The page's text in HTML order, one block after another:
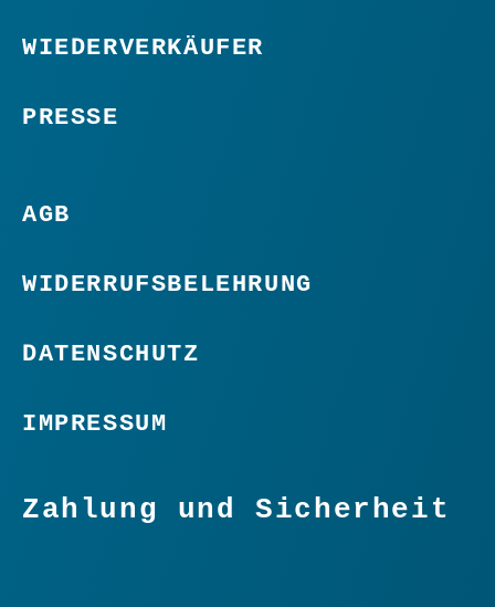
WIEDERVERKÄUFER
PRESSE
AGB
WIDERRUFSBELEHRUNG
DATENSCHUTZ
IMPRESSUM
Zahlung und Sicherheit